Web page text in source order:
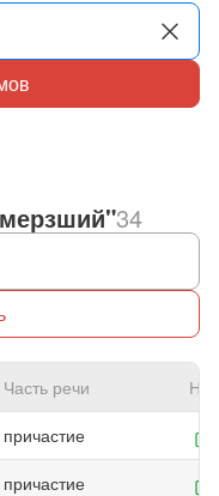
34
Часть речи
причастие
причастие